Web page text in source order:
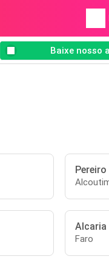
Baixe nosso
Alcaria
Faro